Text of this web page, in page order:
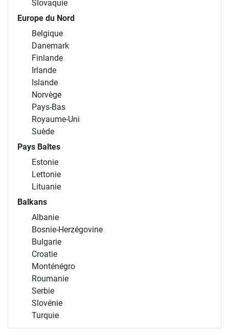
Slovaquie
Europe du Nord
Belgique
Danemark
Finlande
Irlande
Islande
Norvège
Pays-Bas
Royaume-Uni
Suède
Pays Baltes
Estonie
Lettonie
Lituanie
Balkans
Albanie
Bosnie-Herzégovine
Bulgarie
Croatie
Monténégro
Roumanie
Serbie
Slovénie
Turquie